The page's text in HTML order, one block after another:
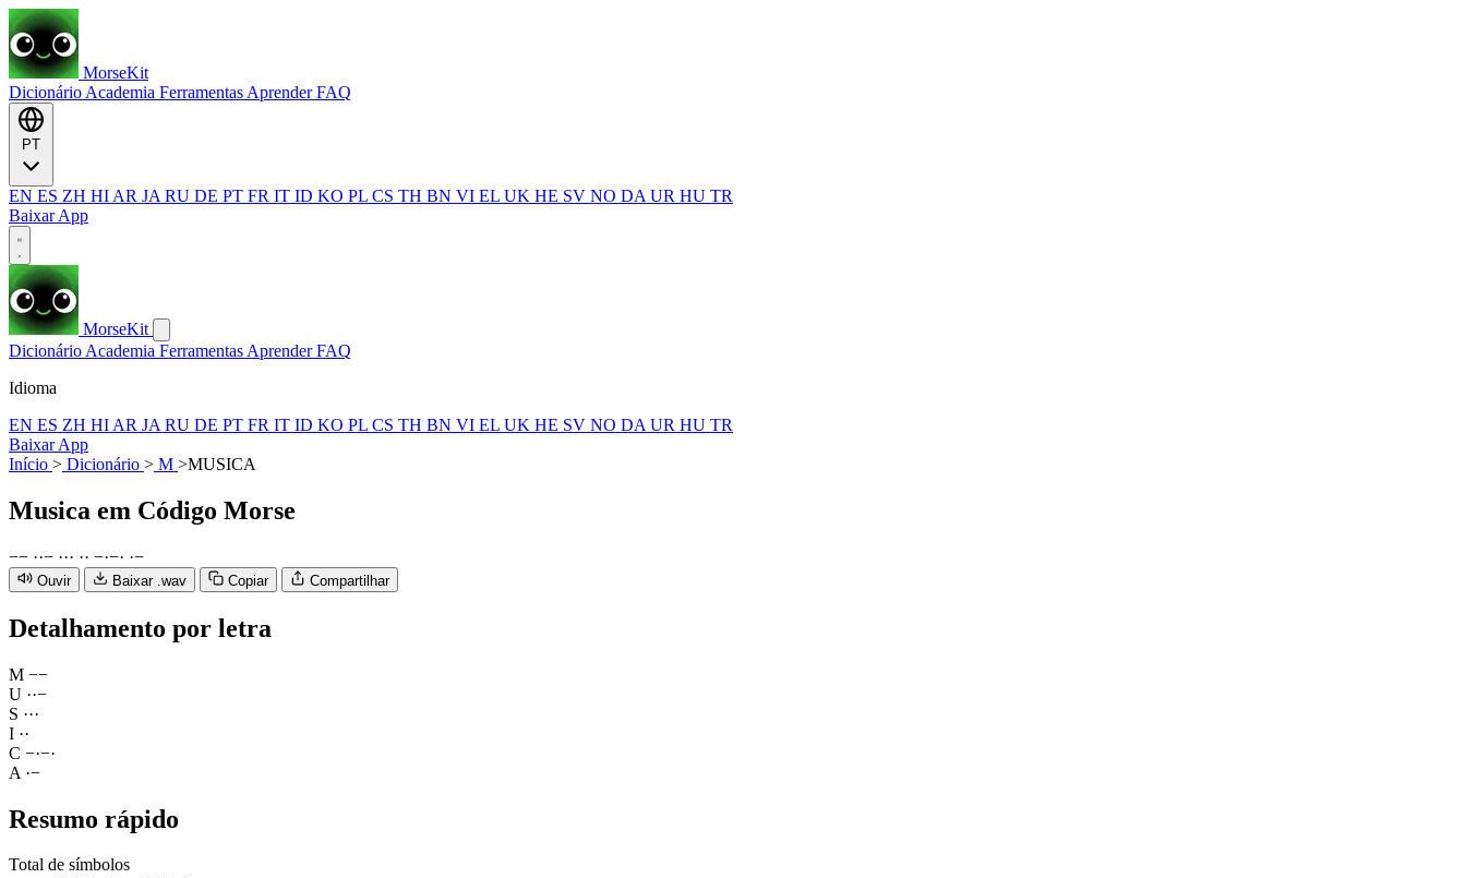
MorseKit
Dicionário Academia Ferramentas AprenderFAQ
EN ES ZH HI AR JA RU DE PT FR IT ID KO PL CS TH BN VI EL UK HE SV NO DA UR HU TR
Baixar App
MorseKit
Dicionário Academia Ferramentas AprenderFAQ
Idioma
EN ES ZH HI AR JA RU DE PT FR IT ID KO PL CS TH BN VI EL UK HE SV NO DA UR HU TR
Baixar App
Início > Dicionário > M >MUSICA
Musica em Código Morse
−− ··− ··· ·· −·−· ·−
Ouvir Baixar .wav Copiar Compartilhar
Detalhamento por letra
M −−
U ··−
S ···
I ··
C −·−·
A ·−
Resumo rápido
Total de símbolos